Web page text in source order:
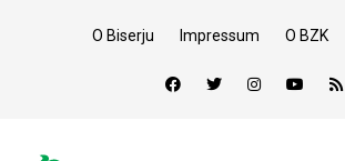
O Biserju Impressum O BZK